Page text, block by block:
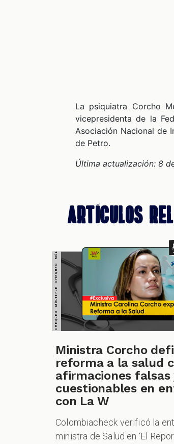
La psiquiatra Corcho
vicepresidenta de la
Asociación Nacional de
de Petro.
Última actualización: 8
Artículos
CHEQUEO MÚLTIPLE CHEQUEO MÚLTIPLE CHEQUEO MÚLTIPLE CHEQUEO MÚLTIPLE CHEQUEO MÚLTIPLE CHEQUEO MÚLTIPLE CHEQUEO MÚLTIPLE
Ministra Corcho
reforma a la salud
afirmaciones falsas
cuestionables en
con La W
Colombiacheck verificó la
ministra de Salud en ‘El